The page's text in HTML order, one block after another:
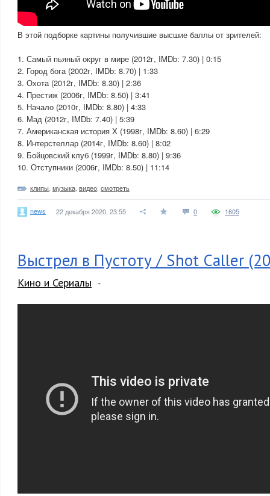
В этой подборке картины получившие высшие баллы от зрителей:
1. Самый пьяный округ в мире (2012г, IMDb: 7.30) | 0:15
2. Город бога (2002г, IMDb: 8.70) | 1:33
3. Охота (2012г, IMDb: 8.30) | 2:36
4. Престиж (2006г, IMDb: 8.50) | 3:41
5. Начало (2010г, IMDb: 8.80) | 4:33
6. Мад (2012г, IMDb: 7.40) | 5:39
7. Американская история Х (1998г, IMDb: 8.60) | 6:29
8. Интерстеллар (2014г, IMDb: 8.60) | 8:02
9. Бойцовский клуб (1999г, IMDb: 8.80) | 9:36
10. Отступники (2006г, IMDb: 8.50) | 11:14
клипы музыка видео смотреть
news 22 декабря 2020, 23:55 0 1605
Выстрел в Пустоту / Shot Caller
Кино и Сериалы